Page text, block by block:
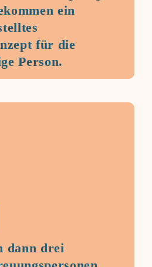
ein
für die
Person.
dann drei